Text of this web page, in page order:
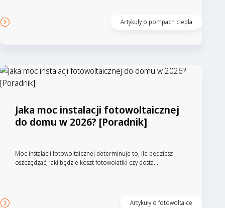
Artykuły o pompach ciepła
Jaka moc instalacji fotowoltaicznej
do domu w 2026? [Poradnik]
Moc instalacji fotowoltaicznej determinuje to, ile będziesz
oszczędzać, jaki będzie koszt fotowolatiki czy dosta...
Artykuły o fotowoltaice